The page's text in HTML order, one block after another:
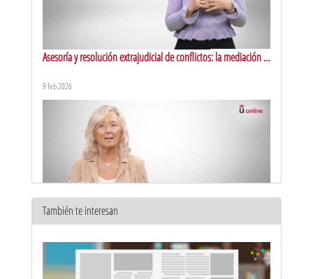
Asesoría y resolución extrajudicial de conflictos: la mediación y
9 feb 2026
7 oct 2025
También te interesan